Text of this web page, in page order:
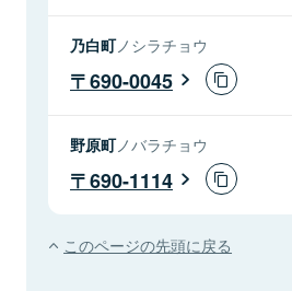
乃白町ノシラチョウ
690-0045
野原町ノバラチョウ
690-1114
このページの先頭に戻る